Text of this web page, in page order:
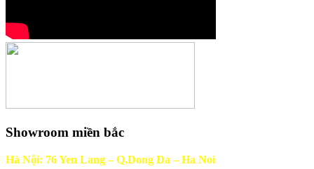
Showroom miền bắc
Hà Nội: 76 Yen Lang – Q.Dong Da – Ha Noi